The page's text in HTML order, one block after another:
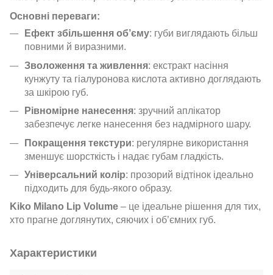
Основні переваги:
Ефект збільшення об’єму: губи виглядають більш
повними й виразними.
Зволоження та живлення: екстракт насіння
кунжуту та гіалуронова кислота активно доглядають
за шкірою губ.
Рівномірне нанесення: зручний аплікатор
забезпечує легке нанесення без надмірного шару.
Покращення текстури: регулярне використання
зменшує шорсткість і надає губам гладкість.
Універсальний колір: прозорий відтінок ідеально
підходить для будь-якого образу.
Kiko Milano Lip Volume – це ідеальне рішення для тих,
хто прагне доглянутих, сяючих і об’ємних губ.
Характеристики